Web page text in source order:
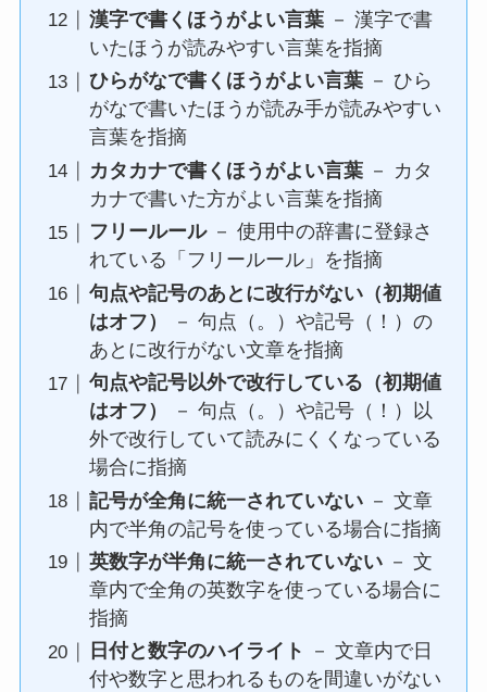
漢字で書くほうがよい言葉－ 漢字で書
いたほうが読みやすい言葉を指摘
ひらがなで書くほうがよい言葉－ ひら
がなで書いたほうが読み手が読みやすい
言葉を指摘
カタカナで書くほうがよい言葉－ カタ
カナで書いた方がよい言葉を指摘
フリールール－ 使用中の辞書に登録さ
れている「フリールール」を指摘
句点や記号のあとに改行がない（初期値
はオフ）
－ 句点（。）や記号（！）の
あとに改行がない文章を指摘
句点や記号以外で改行している（初期値
はオフ）
－ 句点（。）や記号（！）以
外で改行していて読みにくくなっている
場合に指摘
記号が全角に統一されていない－ 文章
内で半角の記号を使っている場合に指摘
英数字が半角に統一されていない－ 文
章内で全角の英数字を使っている場合に
指摘
日付と数字のハイライト
－ 文章内で日
付や数字と思われるものを間違いがない